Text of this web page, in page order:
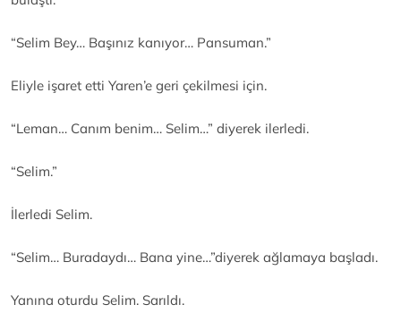
“Selim Bey… Başınız kanıyor… Pansuman.”
Eliyle işaret etti Yaren’e geri çekilmesi için.
“Leman… Canım benim… Selim…” diyerek ilerledi.
“Selim.”
İlerledi Selim.
“Selim… Buradaydı… Bana yine…”diyerek ağlamaya başladı.
Yanına oturdu Selim. Sarıldı.